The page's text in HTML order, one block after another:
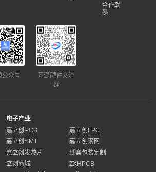
合作联
系
公众号
开源硬件交流
群
电子产业
嘉立创PCB
嘉立创FPC
嘉立创SMT
嘉立创钢网
嘉立创发热片
纸盒包装定制
立创商城
ZXHPCB